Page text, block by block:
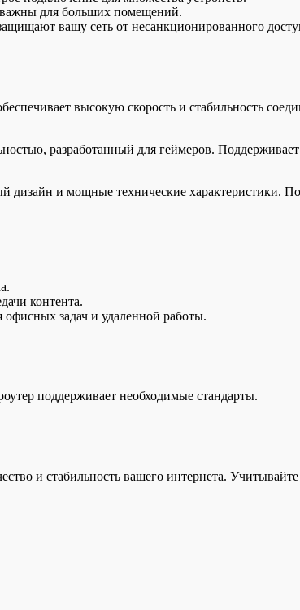
важны для больших помещений.
вашу сеть от несанкционированного
высокую скорость и стабильность
разработанный для геймеров.
дизайн и мощные технические характеристики.
контента.
задач и удаленной работы.
поддерживает необходимые стандарты.
и стабильность вашего интернета.